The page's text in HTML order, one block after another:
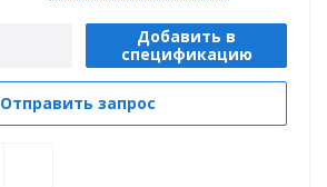
Добавить в
спецификацию
Отправить запрос